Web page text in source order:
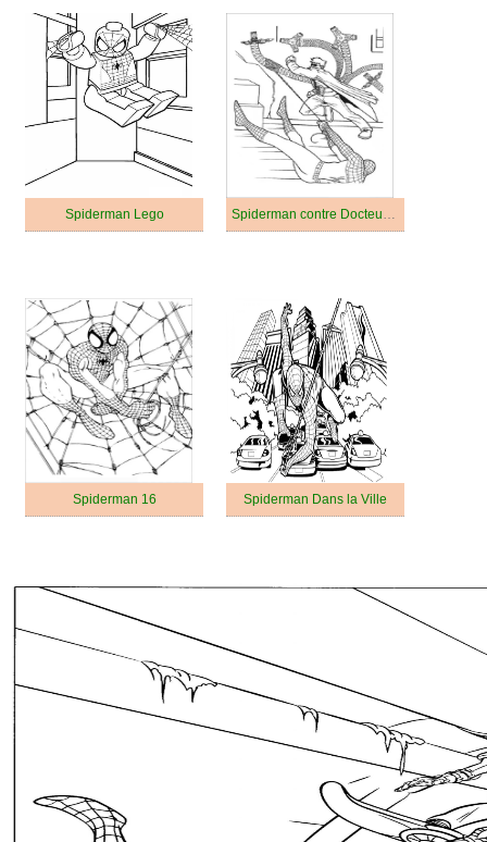
Spiderman Lego Spiderman contre Docteur Octopus
Spiderman 16 Spiderman Dans la Ville